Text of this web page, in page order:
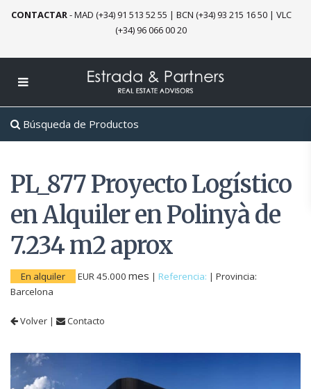
CONTACTAR-MAD (+34) 91 513 52 55 | BCN (+34) 93 215 16 50| VLC
(+34) 96 066 00 20
Búsqueda de Productos
PL_877 Proyecto Logístico
en Alquiler en Polinyà de
7.234 m2 aprox
En alquiler EUR 45.000 mes | Referencia: | Provincia:
Barcelona
Volver | Contacto